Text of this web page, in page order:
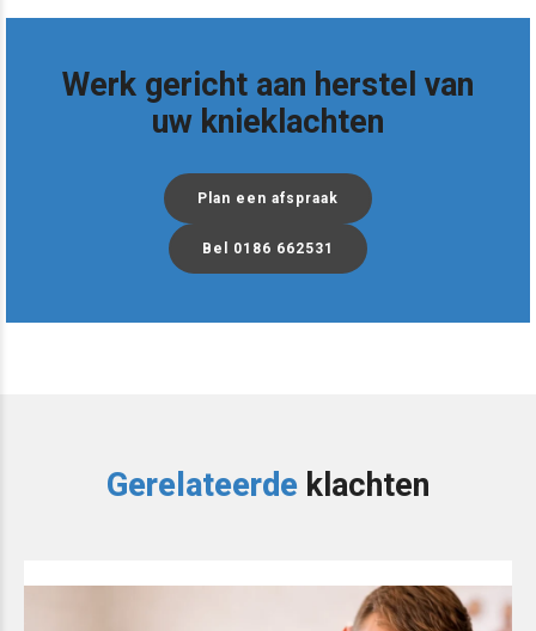
Werk gericht aan herstel van
uw knieklachten
Plan een afspraak
Bel 0186 662531
Gerelateerde klachten